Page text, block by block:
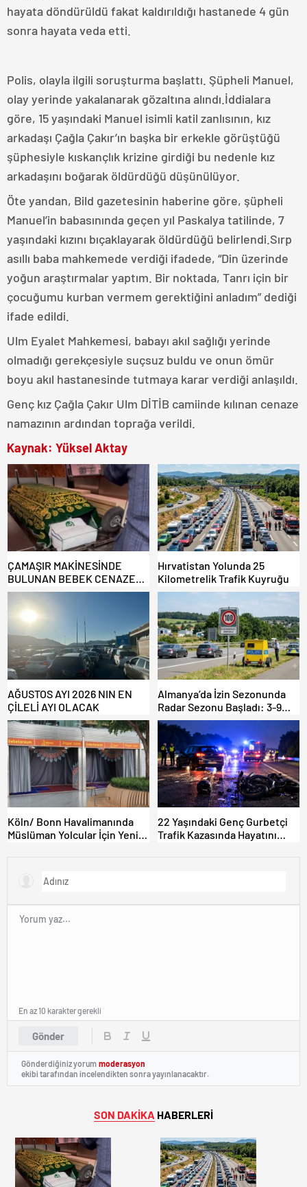
hayata döndürüldü fakat kaldırıldığı hastanede 4 gün
sonra hayata veda etti.
Polis, olayla ilgili soruşturma başlattı. Şüpheli Manuel,
olay yerinde yakalanarak gözaltına alındı.İddialara
göre, 15 yaşındaki Manuel isimli katil zanlısının, kız
arkadaşı Çağla Çakır’ın başka bir erkekle görüştüğü
şüphesiyle kıskançlık krizine girdiği bu nedenle kız
arkadaşını boğarak öldürdüğü düşünülüyor.
Öte yandan, Bild gazetesinin haberine göre, şüpheli
Manuel’in babasınında geçen yıl Paskalya tatilinde, 7
yaşındaki kızını bıçaklayarak öldürdüğü belirlendi.Sırp
asıllı baba mahkemede verdiği ifadede, “Din üzerinde
yoğun araştırmalar yaptım. Bir noktada, Tanrı için bir
çocuğumu kurban vermem gerektiğini anladım” dediği
ifade edildi.
Ulm Eyalet Mahkemesi, babayı akıl sağlığı yerinde
olmadığı gerekçesiyle suçsuz buldu ve onun ömür
boyu akıl hastanesinde tutmaya karar verdiği anlaşıldı.
Genç kız Çağla Çakır Ulm DİTİB camiinde kılınan cenaze
namazının ardından toprağa verildi.
Kaynak: Yüksel Aktay
ÇAMAŞIR MAKİNESİNDE
BULUNAN BEBEK CENAZESİ
ŞOK ETTİ
Hırvatistan Yolunda 25
Kilometrelik Trafik Kuyruğu
AĞUSTOS AYI 2026 NIN EN
ÇİLELİ AYI OLACAK
Almanya’da İzin Sezonunda
Radar Sezonu Başladı: 3-9
Ağustos’ta Radar Hız
Denetimi Yapılacak!
Köln/ Bonn Havalimanında
Müslüman Yolcular İçin Yeni
22 Yaşındaki Genç Gurbetçi
Trafik Kazasında Hayatını
Gönder
En az 10 karakter gerekli
Gönderdiğiniz yorum moderasyon
ekibi tarafından incelendikten sonra yayınlanacaktır.
SON DAKİKA HABERLERİ